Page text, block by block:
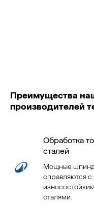
Преимущества
производителей
Обработка
сталей
Мощные
справляются
сталями.